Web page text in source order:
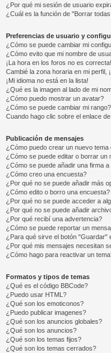
¿Por qué mi sesión de usuario
¿Cuál es la función de "Borrar
Preferencias de usuario y
¿Cómo se puede cambiar mi
¿Cómo evito que mi nombre de
¡La hora en los foros no es correcta!
Cambié la zona horaria en mi perfil,
¡Mi idioma no está en la lista!
¿Qué es la imagen al lado de mi
¿Cómo puedo mostrar un avatar?
¿Cómo se puede cambiar mi rango?
Cuando hago clic sobre el enlace
Publicación de mensajes
¿Cómo puedo crear un nuevo
¿Cómo se puede editar o borrar un
¿Cómo se puede añadir una firma a
¿Cómo creo una encuesta?
¿Por qué no se puede añadir más
¿Cómo edito o borro una encuesta?
¿Por qué no se puede acceder a
¿Por qué no se puede añadir
¿Por qué recibí una advertencia?
¿Cómo se puede reportar un
¿Para qué sirve el botón "Guardar"
¿Por qué mis mensajes necesitan
¿Cómo hago para reactivar un
Formatos y tipos de temas
¿Qué es el código BBCode?
¿Puedo usar HTML?
¿Qué son los emoticonos?
¿Puedo publicar imagenes?
¿Qué son los anuncios globales?
¿Qué son los anuncios?
¿Qué son los temas fijos?
¿Qué son los temas cerrados?